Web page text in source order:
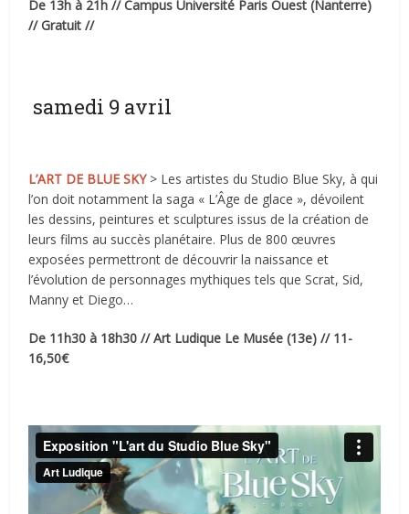
De 13h à 21h // Campus Université Paris Ouest (Nanterre)
// Gratuit //
samedi 9 avril
L’ART DE BLUE SKY> Les artistes du Studio Blue Sky, à qui
l’on doit notamment la saga « L’Âge de glace », dévoilent
les dessins, peintures et sculptures issus de la création de
leurs films au succès planétaire. Plus de 800 œuvres
exposées permettront de découvrir la naissance et
l’évolution de personnages mythiques tels que Scrat, Sid,
Manny et Diego…
De 11h30 à 18h30 // Art Ludique Le Musée (13e) // 11-
16,50€